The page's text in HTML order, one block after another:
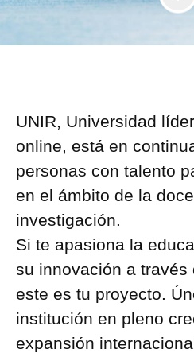
UNIR, Universidad
online, está en
personas con talento
en el ámbito de la
investigación.
Si te apasiona la
su innovación a través
este es tu proyecto.
institución en pleno
expansión